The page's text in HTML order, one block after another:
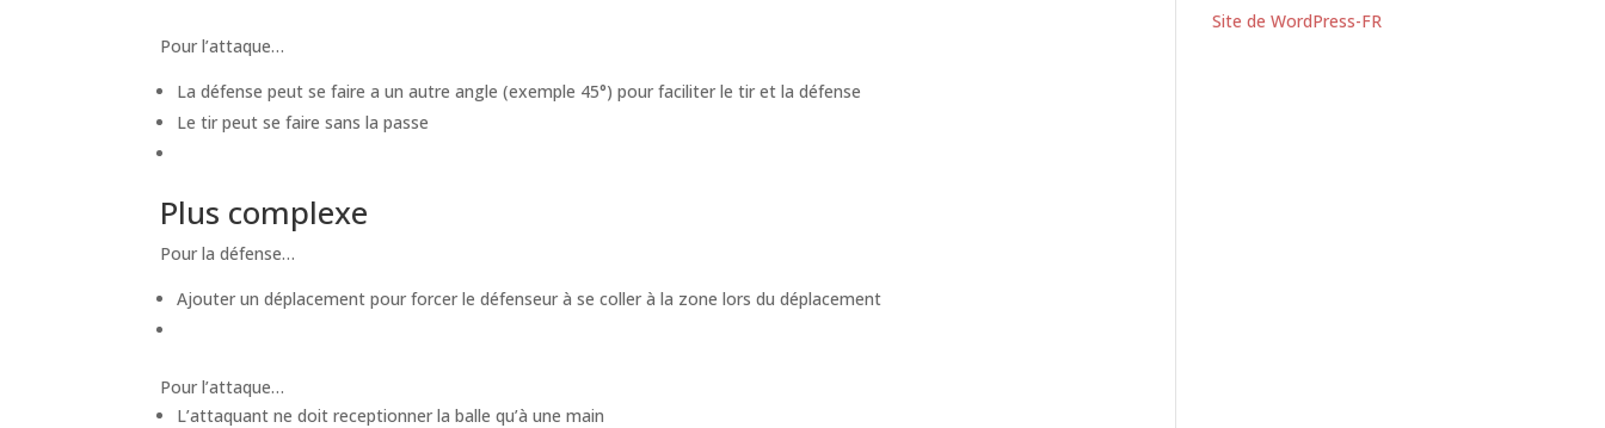
Pour l’attaque…
La défense peut se faire a un autre angle (exemple 45°) pour faciliter le tir et la défense
Le tir peut se faire sans la passe
Plus complexe
Pour la défense…
Ajouter un déplacement pour forcer le défenseur à se coller à la zone lors du déplacement
Pour l’attaque…
L’attaquant ne doit receptionner la balle qu’à une main
Site de WordPress-FR